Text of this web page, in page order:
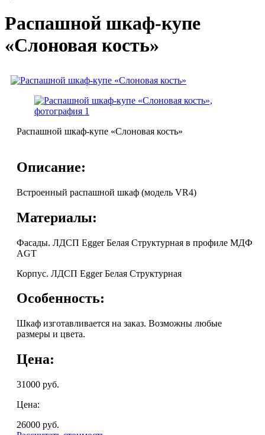
Распашной шкаф-купе
«Слоновая кость»
Распашной шкаф-купе «Слоновая кость»
Описание:
Встроенный распашной шкаф (модель VR4)
Материалы:
Фасады. ЛДСП Egger Белая Структурная в профиле МДФ
AGT
Корпус. ЛДСП Egger Белая Структурная
Особенность:
Шкаф изготавливается на заказ. Возможны любые
размеры и цвета.
Цена:
31000 руб.
Цена:
26000 руб.